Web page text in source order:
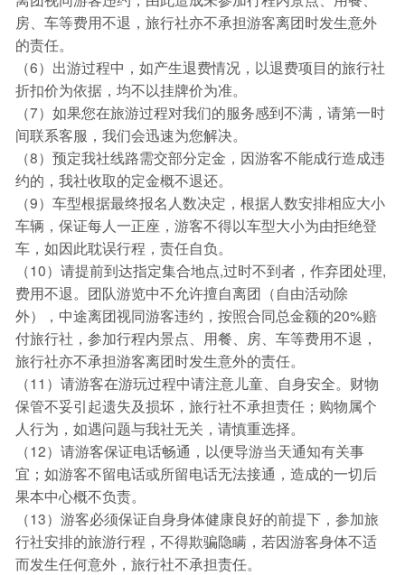
房、车等费用不退，旅行社亦不承担游客离团时发生意外
的责任。
（6）出游过程中，如产生退费情况，以退费项目的旅行社
折扣价为依据，均不以挂牌价为准。
（7）如果您在旅游过程对我们的服务感到不满，请第一时
间联系客服，我们会迅速为您解决。
（8）预定我社线路需交部分定金，因游客不能成行造成违
约的，我社收取的定金概不退还。
（9）车型根据最终报名人数决定，根据人数安排相应大小
车辆，保证每人一正座，游客不得以车型大小为由拒绝登
车，如因此耽误行程，责任自负。
（10）请提前到达指定集合地点,过时不到者，作弃团处理,
费用不退。团队游览中不允许擅自离团（自由活动除
外），中途离团视同游客违约，按照合同总金额的20%赔
付旅行社，参加行程内景点、用餐、房、车等费用不退，
旅行社亦不承担游客离团时发生意外的责任。
（11）请游客在游玩过程中请注意儿童、自身安全。财物
保管不妥引起遗失及损坏，旅行社不承担责任；购物属个
人行为，如遇问题与我社无关，请慎重选择。
（12）请游客保证电话畅通，以便导游当天通知有关事
宜；如游客不留电话或所留电话无法接通，造成的一切后
果本中心概不负责。
（13）游客必须保证自身身体健康良好的前提下，参加旅
行社安排的旅游行程，不得欺骗隐瞒，若因游客身体不适
而发生任何意外，旅行社不承担责任。